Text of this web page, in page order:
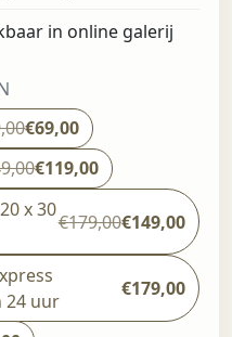
in online galerij
€69,00
€119,00
x 30
€179,00€149,00
24 uur
€179,00